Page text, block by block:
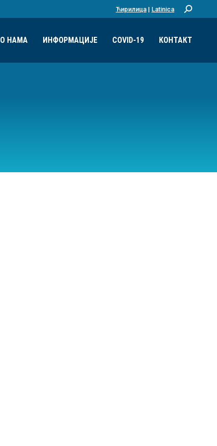
Ћирилица | Latinica Претрага:
О НАМА ИНФОРМАЦИЈЕ COVID-19 КОНТАКТ